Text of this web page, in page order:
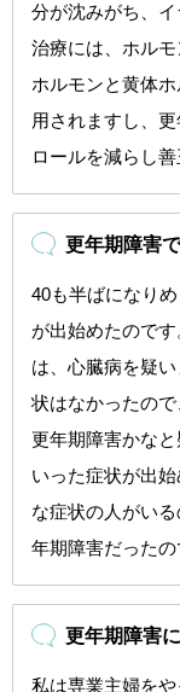
分が沈みがち、
治療には、ホル
ホルモンと黄体
用されますし、
ロールを減らし
更年期障害
40も半ばになり
が出始めたので
は、心臓病を疑
状はなかったの
更年期障害かな
いった症状が出
な症状の人がい
年期障害だった
更年期障害
私は専業主婦を